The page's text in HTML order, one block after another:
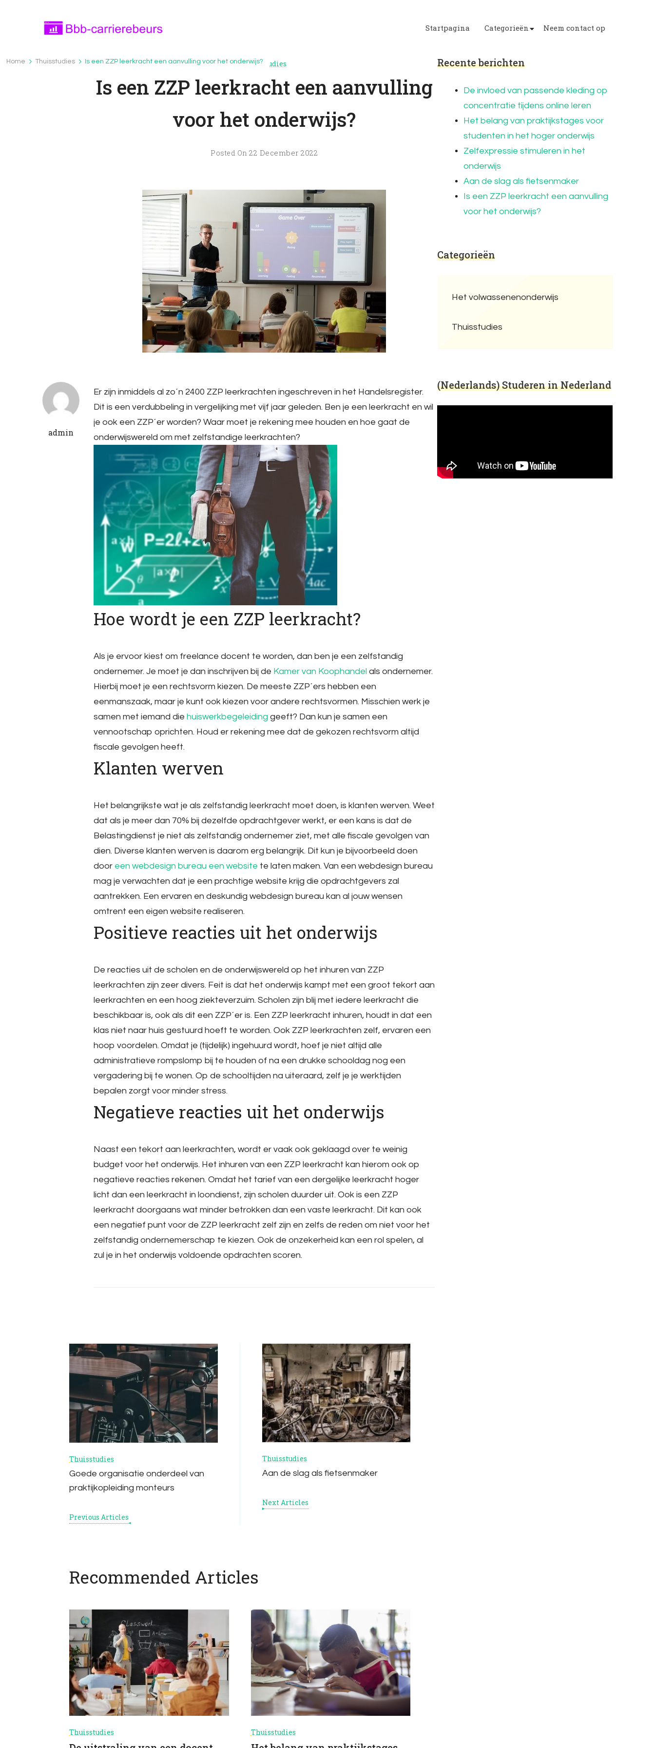
Startpagina Categorieën Neem contact op
Home Thuisstudies Is een ZZP leerkracht een aanvulling voor het onderwijs?Thuisstudies
Is een ZZP leerkracht een aanvulling
voor het onderwijs?
Posted On 22 December 2022
admin
Er zijn inmiddels al zo´n 2400 ZZP leerkrachten ingeschreven in het Handelsregister.
Dit is een verdubbeling in vergelijking met vijf jaar geleden. Ben je een leerkracht en wil
je ook een ZZP´er worden? Waar moet je rekening mee houden en hoe gaat de
onderwijswereld om met zelfstandige leerkrachten?
Hoe wordt je een ZZP leerkracht?
Als je ervoor kiest om freelance docent te worden, dan ben je een zelfstandig
ondernemer. Je moet je dan inschrijven bij de Kamer van Koophandel als ondernemer.
Hierbij moet je een rechtsvorm kiezen. De meeste ZZP´ers hebben een
eenmanszaak, maar je kunt ook kiezen voor andere rechtsvormen. Misschien werk je
samen met iemand die huiswerkbegeleiding geeft? Dan kun je samen een
vennootschap oprichten. Houd er rekening mee dat de gekozen rechtsvorm altijd
fiscale gevolgen heeft.
Klanten werven
Het belangrijkste wat je als zelfstandig leerkracht moet doen, is klanten werven. Weet
dat als je meer dan 70% bij dezelfde opdrachtgever werkt, er een kans is dat de
Belastingdienst je niet als zelfstandig ondernemer ziet, met alle fiscale gevolgen van
dien. Diverse klanten werven is daarom erg belangrijk. Dit kun je bijvoorbeeld doen
door een webdesign bureau een website te laten maken. Van een webdesign bureau
mag je verwachten dat je een prachtige website krijg die opdrachtgevers zal
aantrekken. Een ervaren en deskundig webdesign bureau kan al jouw wensen
omtrent een eigen website realiseren.
Positieve reacties uit het onderwijs
De reacties uit de scholen en de onderwijswereld op het inhuren van ZZP
leerkrachten zijn zeer divers. Feit is dat het onderwijs kampt met een groot tekort aan
leerkrachten en een hoog ziekteverzuim. Scholen zijn blij met iedere leerkracht die
beschikbaar is, ook als dit een ZZP´er is. Een ZZP leerkracht inhuren, houdt in dat een
klas niet naar huis gestuurd hoeft te worden. Ook ZZP leerkrachten zelf, ervaren een
hoop voordelen. Omdat je (tijdelijk) ingehuurd wordt, hoef je niet altijd alle
administratieve rompslomp bij te houden of na een drukke schooldag nog een
vergadering bij te wonen. Op de schooltijden na uiteraard, zelf je je werktijden
bepalen zorgt voor minder stress.
Negatieve reacties uit het onderwijs
Naast een tekort aan leerkrachten, wordt er vaak ook geklaagd over te weinig
budget voor het onderwijs. Het inhuren van een ZZP leerkracht kan hierom ook op
negatieve reacties rekenen. Omdat het tarief van een dergelijke leerkracht hoger
licht dan een leerkracht in loondienst, zijn scholen duurder uit. Ook is een ZZP
leerkracht doorgaans wat minder betrokken dan een vaste leerkracht. Dit kan ook
een negatief punt voor de ZZP leerkracht zelf zijn en zelfs de reden om niet voor het
zelfstandig ondernemerschap te kiezen. Ook de onzekerheid kan een rol spelen, al
zul je in het onderwijs voldoende opdrachten scoren.
Post
Navigation
Thuisstudies
Goede organisatie onderdeel van
praktijkopleiding monteurs
Previous Articles
Thuisstudies
Aan de slag als fietsenmaker
Next Articles
Recommended Articles
Thuisstudies Thuisstudies
Recente berichten
De invloed van passende kleding op
concentratie tijdens online leren
Het belang van praktijkstages voor
studenten in het hoger onderwijs
Zelfexpressie stimuleren in het
onderwijs
Aan de slag als fietsenmaker
Is een ZZP leerkracht een aanvulling
voor het onderwijs?
Categorieën
Het volwassenenonderwijs
Thuisstudies
(Nederlands) Studeren in Nederland